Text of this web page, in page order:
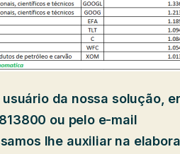
da nossa solução,
ou pelo e-mail
lhe auxiliar na